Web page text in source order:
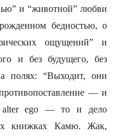
и “животной” любви
бедностью, о
ощущений” и
и без будущего, без
полях: “Выходит, они
— и
alter ego — то и дело
книжках Камю. Жак,